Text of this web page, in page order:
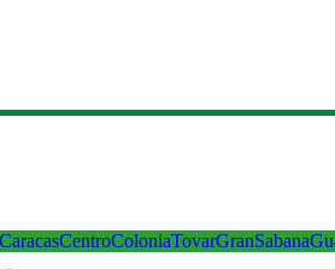
CaracasCentroColoniaTovarGranSabana